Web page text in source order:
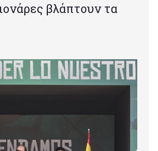
βλάπτουν τα